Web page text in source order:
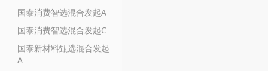
国泰消费智选混合发起A
国泰消费智选混合发起C
国泰新材料甄选混合发起
A